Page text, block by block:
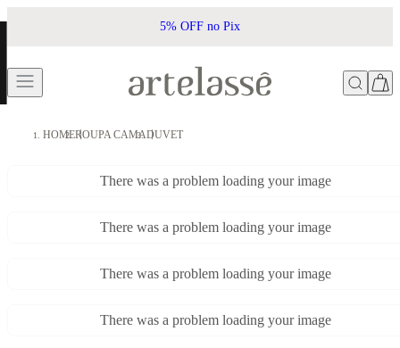
5% OFF no Pix
HOMEROUPA CAMADUVET
There was a problem loading your image
There was a problem loading your image
There was a problem loading your image
There was a problem loading your image